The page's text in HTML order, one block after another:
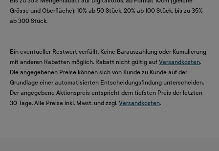
Grösse und Oberfläche): 10% ab 50 Stück, 20% ab 100 Stück, bis zu 35%
ab 300 Stück.
Ein eventueller Restwert verfällt. Keine Barauszahlung oder Kumulierung
mit anderen Rabatten möglich. Rabatt nicht gültig auf Versandkosten.
Die angegebenen Preise können sich von Kunde zu Kunde auf der
Grundlage einer automatisierten Entscheidungsfindung unterscheiden.
Der angegebene Aktionspreis entspricht dem tiefsten Preis der letzten
30 Tage. Alle Preise inkl. Mwst. und zzgl. Versandkosten.